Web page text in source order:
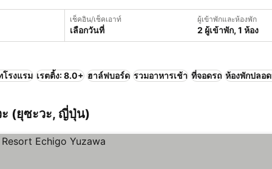
เช็คอิน/เช็คเอาท์
เลือกวันที่
ผู้เข้าพักและห้องพัก
2 ผู้เข้าพัก, 1 ห้อง
โรงแรม เรตติ้ง: 8.0+ ฮาล์ฟบอร์ด รวมอาหารเช้า ที่จอดรถ ห้องพักปลอ
ะ (ยุซะวะ, ญี่ปุ่น)